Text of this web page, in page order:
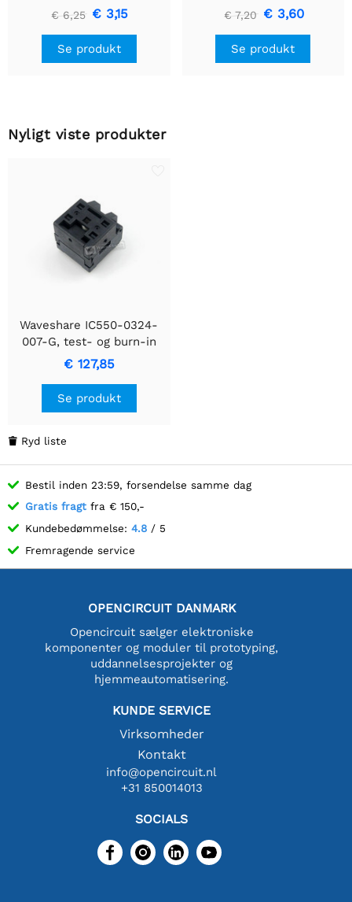
€ 6,25 € 3,15
Se produkt
til TTL (UART)
kommunikationsmodul
€ 7,20 € 3,60
Se produkt
Nyligt viste produkter
Waveshare IC550-0324-
007-G, test- og burn-in
sokkel
€ 127,85
Se produkt
 Ryd liste
Bestil inden 23:59, forsendelse samme dag
Gratis fragt fra € 150,-
Kundebedømmelse: 4.8 / 5
Fremragende service
OPENCIRCUIT DANMARK
Opencircuit sælger elektroniske
komponenter og moduler til prototyping,
uddannelsesprojekter og
hjemmeautomatisering.
KUNDE SERVICE
Virksomheder
Kontakt
info@opencircuit.nl
+31 850014013
SOCIALS